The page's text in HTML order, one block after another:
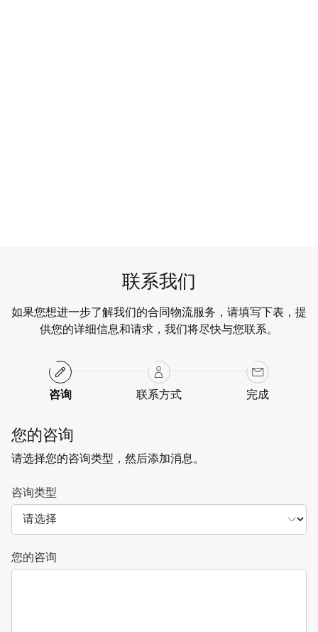
联系我们
如果您想进一步了解我们的合同物流服务，请填写下表，提
供您的详细信息和请求，我们将尽快与您联系。
咨询 联系方式 完成
您的咨询
请选择您的咨询类型，然后添加消息。
咨询类型
您的咨询